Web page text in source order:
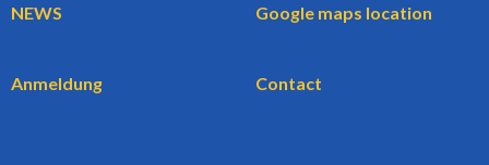
NEWS Google maps location
Anmeldung Contact